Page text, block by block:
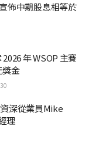
佈中期股息相等於
年 WSOP 主賽
獎金
深從業員Mike
理